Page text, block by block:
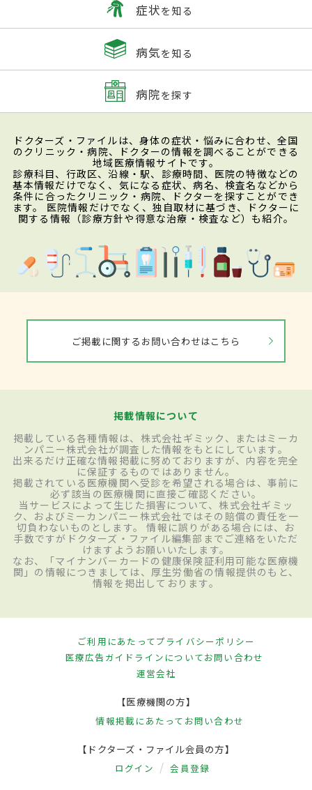
症状を知る
病気を知る
病院を探す
ドクターズ・ファイルは、身体の症状・悩みに合わせ、全国
のクリニック・病院、ドクターの情報を調べることができる
地域医療情報サイトです。
診療科目、行政区、沿線・駅、診療時間、医院の特徴などの
基本情報だけでなく、気になる症状、病名、検査名などから
条件に合ったクリニック・病院、ドクターを探すことができ
ます。 医院情報だけでなく、独自取材に基づき、ドクターに
関する情報（診療方針や得意な治療・検査など）も紹介。
ご掲載に関するお問い合わせはこちら
掲載情報について
掲載している各種情報は、株式会社ギミック、またはミーカ
ンパニー株式会社が調査した情報をもとにしています。
出来るだけ正確な情報掲載に努めておりますが、内容を完全
に保証するものではありません。
掲載されている医療機関へ受診を希望される場合は、事前に
必ず該当の医療機関に直接ご確認ください。
当サービスによって生じた損害について、株式会社ギミッ
ク、およびミーカンパニー株式会社ではその賠償の責任を一
切負わないものとします。 情報に誤りがある場合には、お
手数ですがドクターズ・ファイル編集部までご連絡をいただ
けますようお願いいたします。
なお、「マイナンバーカードの健康保険証利用可能な医療機
関」の情報につきましては、厚生労働省の情報提供のもと、
情報を掲出しております。
ご利用にあたってプライバシーポリシー
医療広告ガイドラインについてお問い合わせ
運営会社
【医療機関の方】
情報掲載にあたって お問い合わせ
【ドクターズ・ファイル会員の方】
ログイン 会員登録